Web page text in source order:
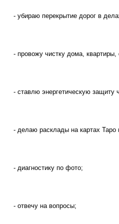
- убираю перекрытие дорог в
- провожу чистку дома,
- ставлю энергетическую защиту
- делаю расклады на картах Таро
- диагностику по фото;
- отвечу на вопросы;